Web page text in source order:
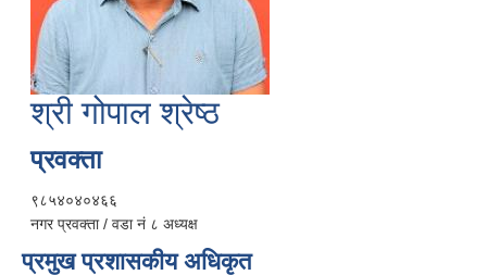
श्री गोपाल श्रेष्ठ
प्रवक्ता
९८५४०४०४६६
नगर प्रवक्ता / वडा नं ८ अध्यक्ष
प्रमुख प्रशासकीय अधिकृत